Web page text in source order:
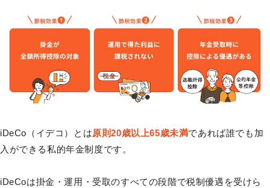
iDeCo（イデコ）とは原則20歳以上65歳未満であれば誰でも加
入ができる私的年金制度です。
iDeCoは掛金・運用・受取のすべての段階で税制優遇を受けら